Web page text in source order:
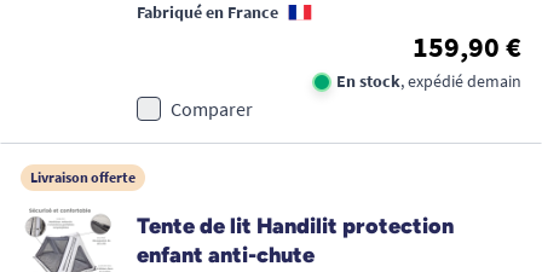
Fabriqué en France
159,90 €
En stock, expédié demain
Comparer
Livraison offerte
Tente de lit Handilit protection
enfant anti-chute